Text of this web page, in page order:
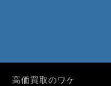
高価買取のワケ